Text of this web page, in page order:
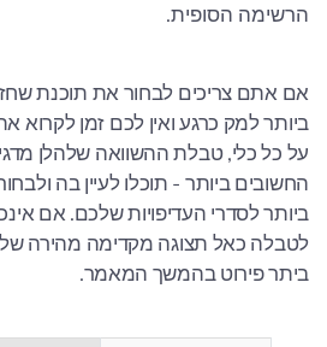
הרשימה הסופית.
אם אתם צריכים לבחור את תוכנת
ביותר למק כרגע ואין לכם זמן לקרוא
על כל כלי, טבלת ההשוואה שלהלן
החשובים ביותר - תוכלו לעיין בה
ביותר לסדרי העדיפויות שלכם. אם
לטבלה כאל תצוגה מקדימה מהירה של
ביתר פירוט בהמשך המאמר.